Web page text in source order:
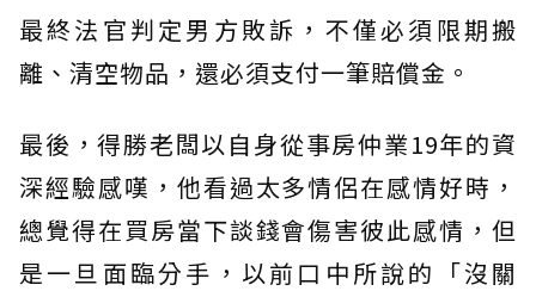
最終法官判定男方敗訴，不僅必須限期搬
離、清空物品，還必須支付一筆賠償金。
最後，得勝老闆以自身從事房仲業19年的資
深經驗感嘆，他看過太多情侶在感情好時，
總覺得在買房當下談錢會傷害彼此感情，但
是一旦面臨分手，以前口中所說的「沒關